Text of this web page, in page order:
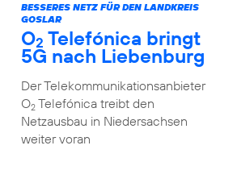
BESSERES NETZ FÜR DEN LANDKREIS
GOSLAR
O2 Telefónica bringt
5G nach Liebenburg
Der Telekommunikationsanbieter
O2Telefónica treibt den
Netzausbau in Niedersachsen
weiter voran